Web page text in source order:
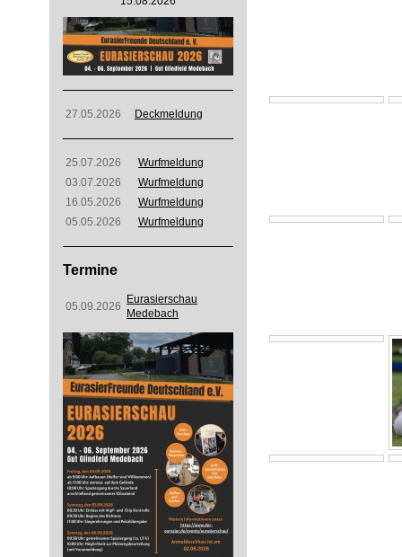
27.05.2026 Deckmeldung
25.07.2026
Wurfmeldung
03.07.2026
Wurfmeldung
16.05.2026
Wurfmeldung
05.05.2026
Wurfmeldung
Termine
05.09.2026
Eurasierschau
Medebach